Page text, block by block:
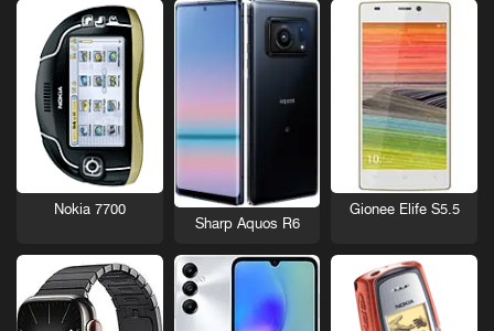
Gionee Elife S5.5
Sharp Aquos R6
Nokia 7700